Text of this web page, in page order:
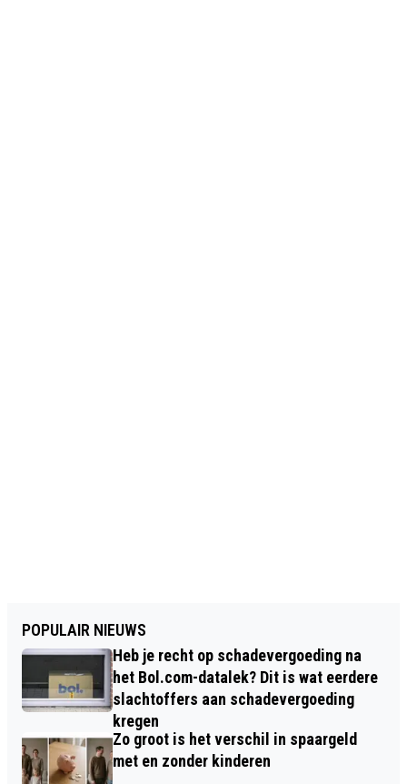
POPULAIR NIEUWS
Heb je recht op schadevergoeding na
het Bol.com-datalek? Dit is wat eerdere
slachtoffers aan schadevergoeding
kregen
Zo groot is het verschil in spaargeld
met en zonder kinderen